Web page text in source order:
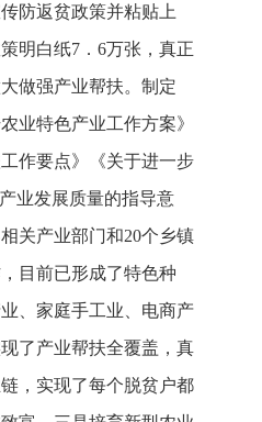
防返贫政策并粘贴上
明白纸7．6万张，真正
做强产业帮扶。制定
业特色产业工作方案》
工作要点》《关于进一步
业发展质量的指导意
关产业部门和20个乡镇
目前已形成了特色种
、家庭手工业、电商产
了产业帮扶全覆盖，真
，实现了每个脱贫户都